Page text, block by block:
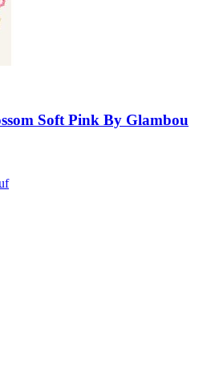
Soft Pink By Glambou